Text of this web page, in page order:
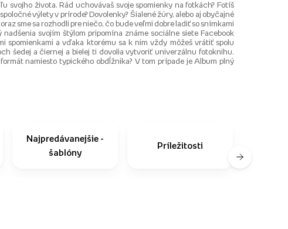
svojho života. Rád uchovávaš svoje spomienky na fotkách? Fotíš
výlety v prírode? Dovolenky? Šialené žúry, alebo aj obyčajné
sme sa rozhodli pre niečo, čo bude veľmi dobre ladiť so snímkami
svojím štýlom pripomína známe sociálne siete Facebook
spomienkami a vďaka ktorému sa k nim vždy môžeš vrátiť spolu
šedej a čiernej a bielej ti dovolia vytvoriť univerzálnu fotoknihu.
namiesto typického obdĺžnika? V tom prípade je Album plný
Najpredávanejšie -
šablóny
Príležitosti